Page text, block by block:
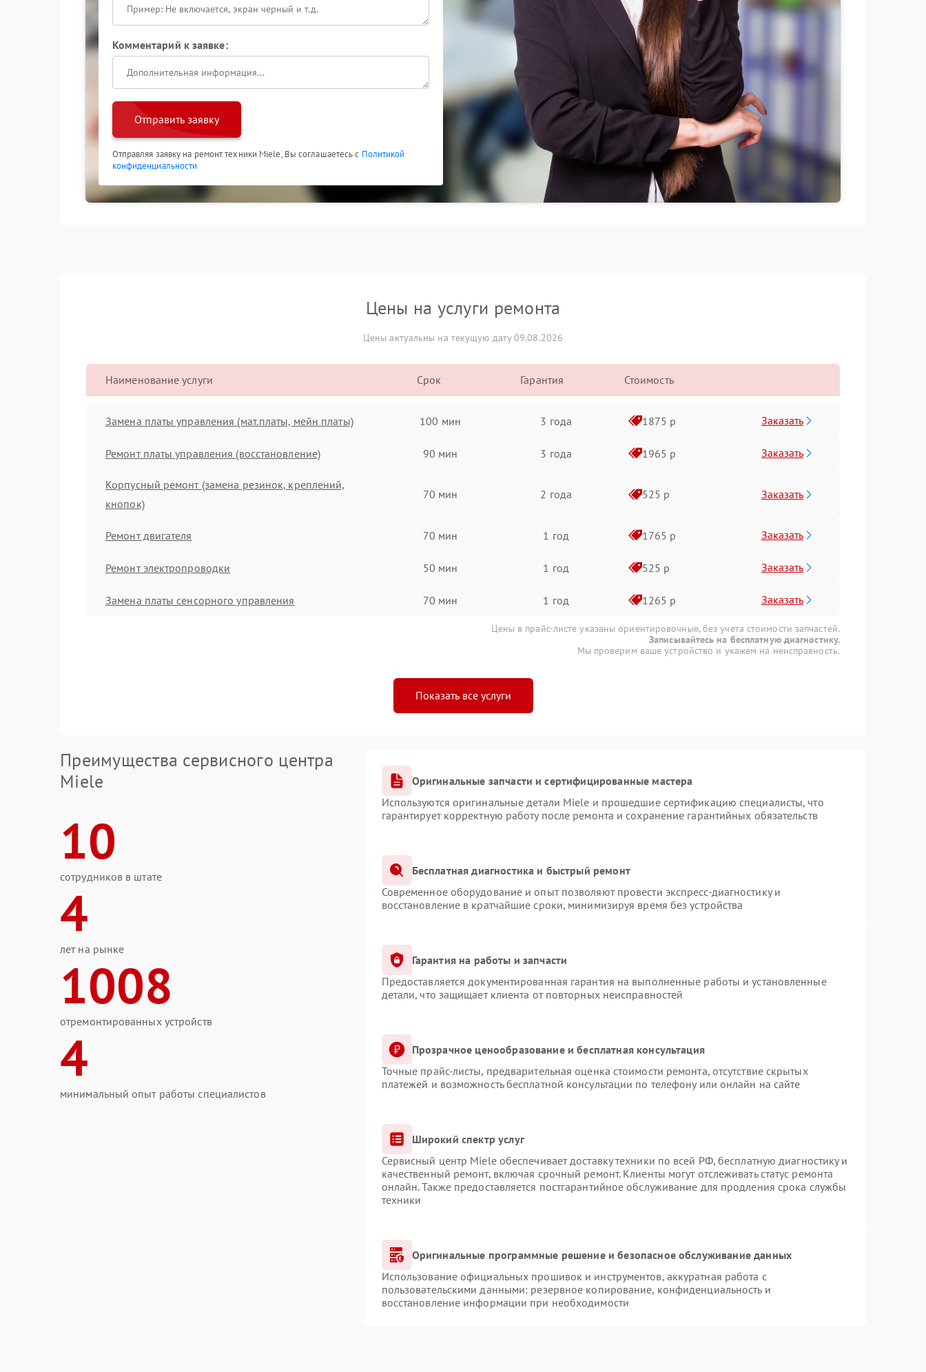
Комментарий к заявке:
Отправить заявку
Отправляя заявку на ремонт техники Miele, Вы соглашаетесь с Политикой
конфиденциальности
Цены на услуги ремонта
Цены актуальны на текущую дату 09.08.2026
Наименование услуги Срок Гарантия Стоимость
Замена платы управления (мат.платы, мейн платы) 100 мин 3 года 1875 р Заказать
Ремонт платы управления (восстановление) 90 мин 3 года 1965 р Заказать
Корпусный ремонт (замена резинок, креплений,
кнопок)
70 мин 2 года 525 р Заказать
Ремонт двигателя 70 мин 1 год 1765 р Заказать
Ремонт электропроводки 50 мин 1 год 525 р Заказать
Замена платы сенсорного управления 70 мин 1 год 1265 р Заказать
Цены в прайс-листе указаны ориентировочные, без учета стоимости запчастей.
Записывайтесь на бесплатную диагностику.
Мы проверим ваше устройство и укажем на неисправность.
Показать все услуги
Преимущества сервисного центра
Miele
10
сотрудников в штате
4
лет на рынке
1008
отремонтированных устройств
4
минимальный опыт работы специалистов
Оригинальные запчасти и сертифицированные мастера
Используются оригинальные детали Miele и прошедшие сертификацию специалисты, что
гарантирует корректную работу после ремонта и сохранение гарантийных обязательств
Бесплатная диагностика и быстрый ремонт
Современное оборудование и опыт позволяют провести экспресс-диагностику и
восстановление в кратчайшие сроки, минимизируя время без устройства
Гарантия на работы и запчасти
Предоставляется документированная гарантия на выполненные работы и установленные
детали, что защищает клиента от повторных неисправностей
Прозрачное ценообразование и бесплатная консультация
Точные прайс-листы, предварительная оценка стоимости ремонта, отсутствие скрытых
платежей и возможность бесплатной консультации по телефону или онлайн на сайте
Широкий спектр услуг
Сервисный центр Miele обеспечивает доставку техники по всей РФ, бесплатную диагностику и
качественный ремонт, включая срочный ремонт. Клиенты могут отслеживать статус ремонта
онлайн. Также предоставляется постгарантийное обслуживание для продления срока службы
техники
Оригинальные программные решение и безопасное обслуживание данных
Использование официальных прошивок и инструментов, аккуратная работа с
пользовательскими данными: резервное копирование, конфиденциальность и
восстановление информации при необходимости